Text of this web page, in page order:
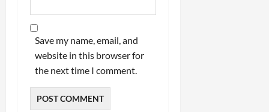
Save my name, email, and
website in this browser for
the next time I comment.